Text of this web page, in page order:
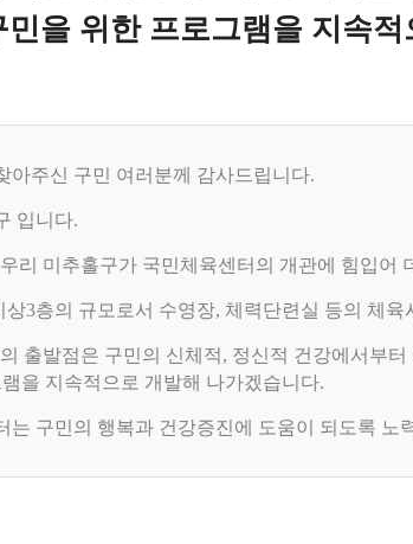
민을 위한 프로그램을 지속
아주신 구민 여러분께 감사드립니다.
입니다.
리 미추홀구가 국민체육센터의 개관에 힘입
3층의 규모로서 수영장, 체력단련실 등의 체
출발점은 구민의 신체적, 정신적 건강에서부
을 지속적으로 개발해 나가겠습니다.
는 구민의 행복과 건강증진에 도움이 되도록